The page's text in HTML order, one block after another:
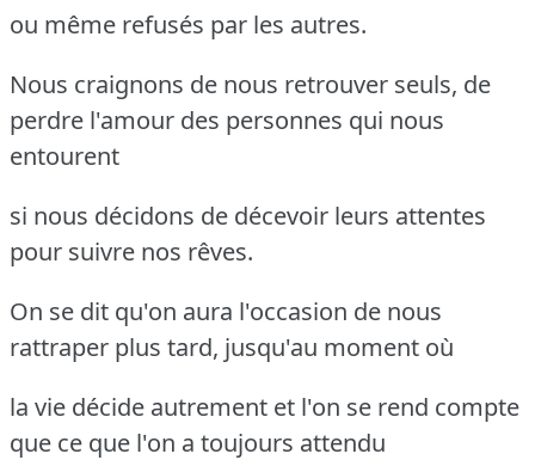
ou même refusés par les autres.
Nous craignons de nous retrouver seuls, de
perdre l'amour des personnes qui nous
entourent
si nous décidons de décevoir leurs attentes
pour suivre nos rêves.
On se dit qu'on aura l'occasion de nous
rattraper plus tard, jusqu'au moment où
la vie décide autrement et l'on se rend compte
que ce que l'on a toujours attendu